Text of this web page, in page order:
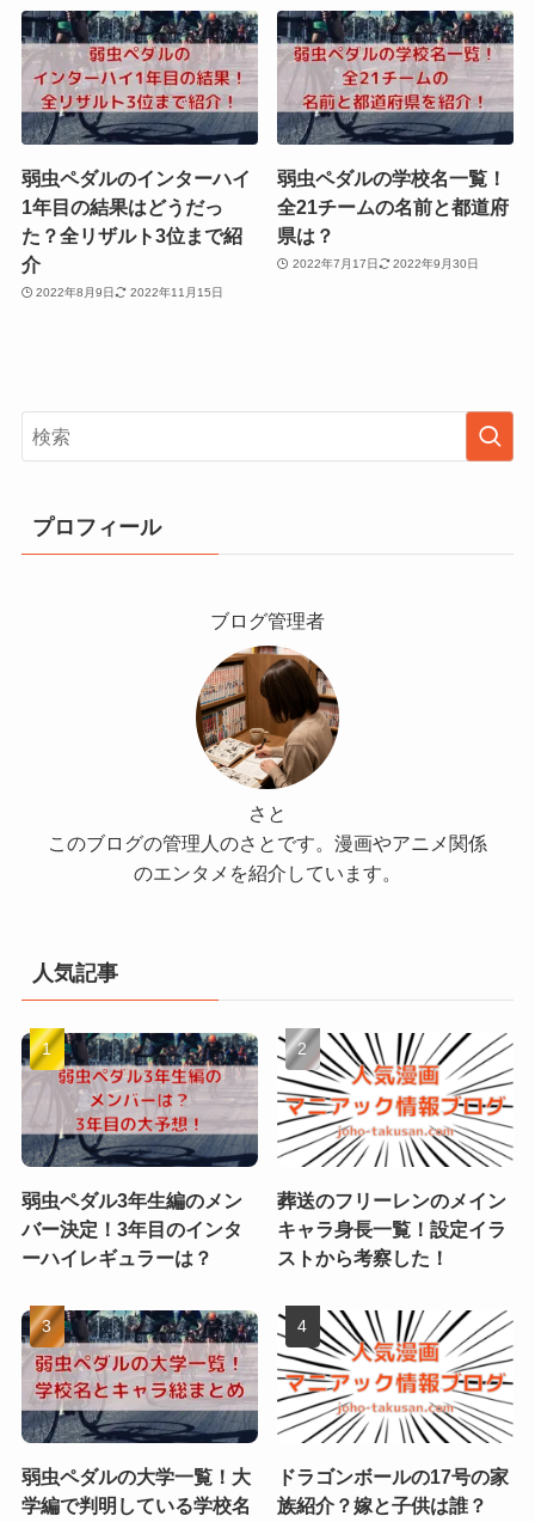
弱虫ペダルのインターハイ
1年目の結果はどうだっ
た？全リザルト3位まで紹
介
2022年8月9日 2022年11月15日
弱虫ペダルの学校名一覧！
全21チームの名前と都道府
県は？
2022年7月17日 2022年9月30日
プロフィール
ブログ管理者
さと
このブログの管理人のさとです。漫画やアニメ関係
のエンタメを紹介しています。
人気記事
弱虫ペダル3年生編のメン
バー決定！3年目のインタ
ーハイレギュラーは？
葬送のフリーレンのメイン
キャラ身長一覧！設定イラ
ストから考察した！
弱虫ペダルの大学一覧！大
学編で判明している学校名
ドラゴンボールの17号の家
族紹介？嫁と子供は誰？